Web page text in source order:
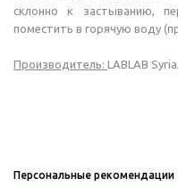
склонно к застыванию,
поместить в горячую воду
Производитель: LABLAB
Персональные рекомендации